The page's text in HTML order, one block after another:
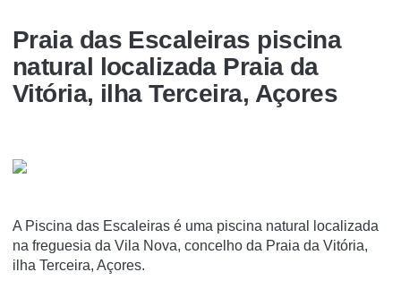
Praia das Escaleiras piscina
natural localizada Praia da
Vitória, ilha Terceira, Açores
A Piscina das Escaleiras é uma piscina natural localizada
na freguesia da Vila Nova, concelho da Praia da Vitória,
ilha Terceira, Açores.